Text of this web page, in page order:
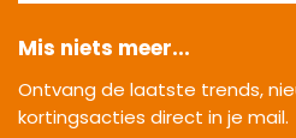
Mis niets meer...
Ontvang de laatste trends,
kortingsacties direct in je mail.